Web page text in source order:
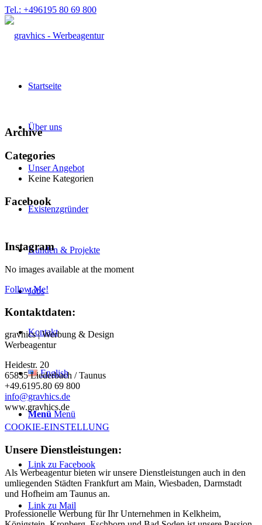
Tel.: +496195 80 69 800
Startseite
Über uns
Unser Angebot
Existenzgründer
Kunden & Projekte
Jobs
Kontakt
English
Menü Menü
Link zu Facebook
Link zu Mail
Archive
Categories
Keine Kategorien
Facebook
Instagram
No images available at the moment
Follow Me!
Kontaktdaten:
gravhics | Werbung & Design
Werbeagentur
Heidestr. 20
65835 Liederbach / Taunus
+49.6195.80 69 800
info@gravhics.de
www.gravhics.de
COOKIE-EINSTELLUNG
Unsere Dienstleistungen:
Als Werbeagentur bieten wir unsere Dienstleistungen auch in den
umliegenden Städten Frankfurt am Main, Wiesbaden, Darmstadt
und Hofheim am Taunus an.
Professionelle Werbung für Ihr Unternehmen in Kelkheim,